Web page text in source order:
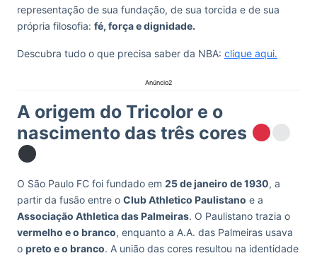
representação de sua fundação, de sua torcida e de sua
própria filosofia: fé, força e dignidade.
Descubra tudo o que precisa saber da NBA: clique aqui.
Anúncio2
A origem do Tricolor e o
nascimento das três cores
O São Paulo FC foi fundado em 25 de janeiro de 1930, a
partir da fusão entre o Club Athletico Paulistano e a
Associação Athletica das Palmeiras. O Paulistano trazia o
vermelho e o branco, enquanto a A.A. das Palmeiras usava
o preto e o branco. A união das cores resultou na identidade